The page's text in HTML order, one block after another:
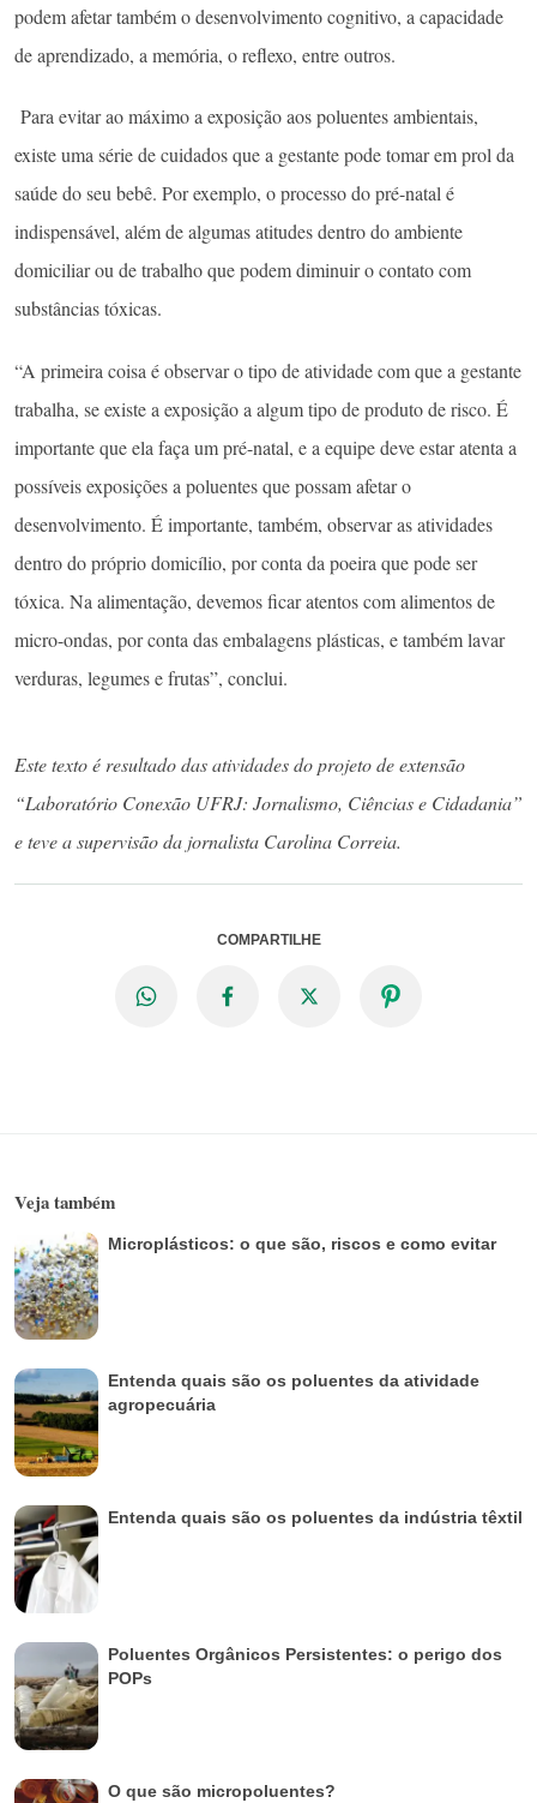
podem afetar também o desenvolvimento cognitivo, a capacidade
de aprendizado, a memória, o reflexo, entre outros.
Para evitar ao máximo a exposição aos poluentes ambientais,
existe uma série de cuidados que a gestante pode tomar em prol da
saúde do seu bebê. Por exemplo, o processo do pré-natal é
indispensável, além de algumas atitudes dentro do ambiente
domiciliar ou de trabalho que podem diminuir o contato com
substâncias tóxicas.
“A primeira coisa é observar o tipo de atividade com que a gestante
trabalha, se existe a exposição a algum tipo de produto de risco. É
importante que ela faça um pré-natal, e a equipe deve estar atenta a
possíveis exposições a poluentes que possam afetar o
desenvolvimento. É importante, também, observar as atividades
dentro do próprio domicílio, por conta da poeira que pode ser
tóxica. Na alimentação, devemos ficar atentos com alimentos de
micro-ondas, por conta das embalagens plásticas, e também lavar
verduras, legumes e frutas”, conclui.
Este texto é resultado das atividades do projeto de extensão
“Laboratório Conexão UFRJ: Jornalismo, Ciências e Cidadania”
e teve a supervisão da jornalista Carolina Correia.
COMPARTILHE
Veja também
Microplásticos: o que são, riscos e como evitar
Entenda quais são os poluentes da atividade
agropecuária
Entenda quais são os poluentes da indústria têxtil
Poluentes Orgânicos Persistentes: o perigo dos
POPs
O que são micropoluentes?